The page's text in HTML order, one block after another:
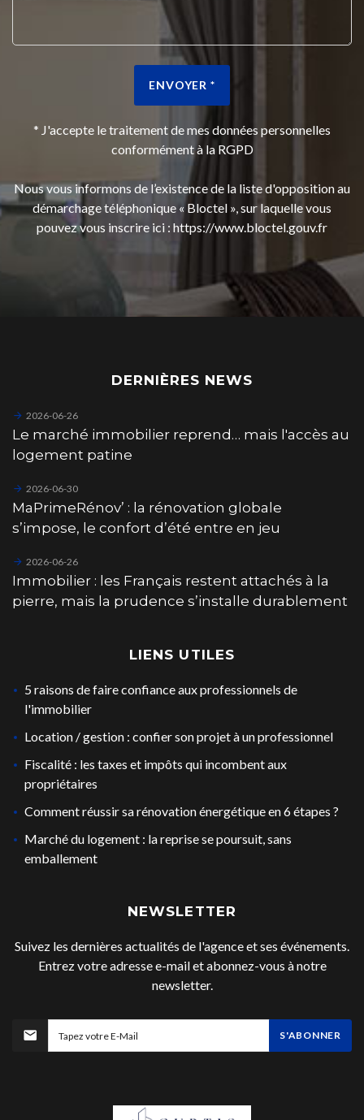
ENVOYER *
* J'accepte le traitement de mes données personnelles
conformément à la RGPD
Nous vous informons de l’existence de la liste d'opposition au
démarchage téléphonique « Bloctel », sur laquelle vous
pouvez vous inscrire ici : https://www.bloctel.gouv.fr
DERNIÈRES NEWS
2026-06-26
Le marché immobilier reprend… mais l'accès au
logement patine
2026-06-30
MaPrimeRénov’ : la rénovation globale
s’impose, le confort d’été entre en jeu
2026-06-26
Immobilier : les Français restent attachés à la
pierre, mais la prudence s’installe durablement
LIENS UTILES
5 raisons de faire confiance aux professionnels de
l'immobilier
Location / gestion : confier son projet à un professionnel
Fiscalité : les taxes et impôts qui incombent aux
propriétaires
Comment réussir sa rénovation énergétique en 6 étapes ?
Marché du logement : la reprise se poursuit, sans
emballement
NEWSLETTER
Suivez les dernières actualités de l'agence et ses événements.
Entrez votre adresse e-mail et abonnez-vous à notre
newsletter.
S'ABONNER